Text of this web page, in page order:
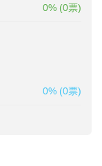
0% (0票)
0% (0票)